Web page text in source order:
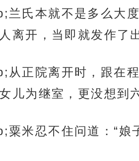
兰氏本就不是多么大
离开，当即就发作了
从正院离开时，跟在
儿为继室，更没想到
米忍不住问道：“娘